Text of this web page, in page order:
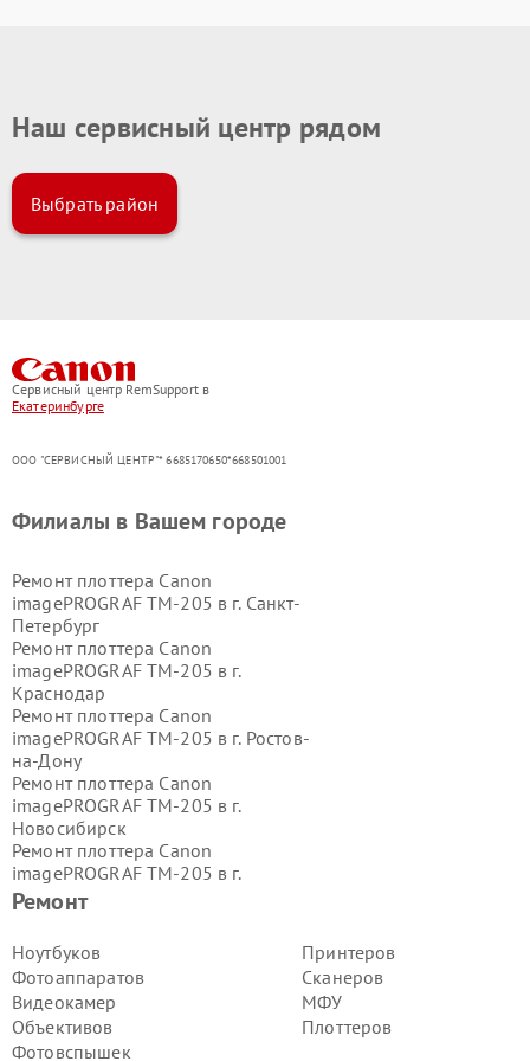
Наш сервисный центр рядом
Выбрать район
Сервисный центр RemSupport в
Екатеринбурге
ООО "СЕРВИСНЫЙ ЦЕНТР"* 6685170650*668501001
Ремонт
Ноутбуков
Фотоаппаратов
Видеокамер
Объективов
Фотовспышек
Принтеров
Сканеров
МФУ
Плоттеров
Филиалы в Вашем городе
Ремонт плоттера Canon
imagePROGRAF TM-205 в г. Санкт-
Петербург
Ремонт плоттера Canon
imagePROGRAF TM-205 в г.
Краснодар
Ремонт плоттера Canon
imagePROGRAF TM-205 в г. Ростов-
на-Дону
Ремонт плоттера Canon
imagePROGRAF TM-205 в г.
Новосибирск
Ремонт плоттера Canon
imagePROGRAF TM-205 в г.
Екатеринбург
imagePROGRAF TM-205 в г.
Казань
Ремонт плоттера Canon
imagePROGRAF TM-205 в г.
Воронеж
Ремонт плоттера Canon
imagePROGRAF TM-205 в г.
Волгоград